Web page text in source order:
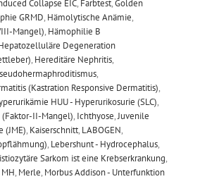
Collapse EIC, Farbtest,Golden
GRMD, Hämolytische Anämie,
Mangel), Hämophilie B
Degeneration
, Hereditäre Nephritis,
,
(Kastration Responsive Dermatitis),
HUU - Hyperurikosurie (SLC),
II-Mangel), Ichthyose,Juvenile
(JME), Kaiserschnitt, LABOGEN,
, Lebershunt - Hydrocephalus,
Sarkom ist eine Krebserkrankung,
, Merle, Morbus Addison - Unterfunktion